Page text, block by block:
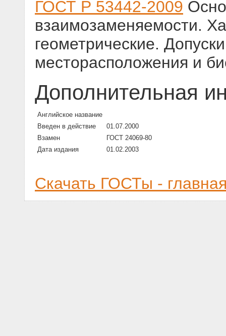
ГОСТ Р 53442-2009
взаимозаменяемости.
геометрические.
месторасположения и
Дополнительная
Английское название
Введен в действие
01.07.2000
Взамен
ГОСТ 24069-80
Дата издания
01.02.2003
Скачать ГОСТы -